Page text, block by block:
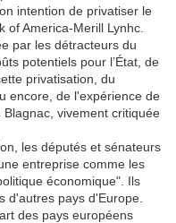
intention de privatiser le
of America-Merill Lynhc.
par les détracteurs du
potentiels pour l’État, de
privatisation, du
encore, de l'expérience de
vivement critiquée
les députés et sénateurs
entreprise comme les
économique". Ils
d'autres pays d'Europe.
des pays européens